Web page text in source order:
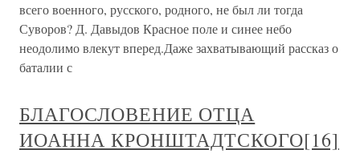
всего военного, русского, родного, не был ли тогда
Суворов? Д. Давыдов Красное поле и синее небо
неодолимо влекут вперед.Даже захватывающий рассказ о
баталии с
БЛАГОСЛОВЕНИЕ ОТЦА
ИОАННА КРОНШТАДТСКОГО[16]